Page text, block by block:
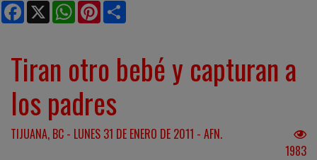
Facebook
X WhatsApp
Pinterest
Tiran otro bebé y capturan a
los padres
TIJUANA, BC - LUNES 31 DE ENERO DE 2011 - AFN.
1983